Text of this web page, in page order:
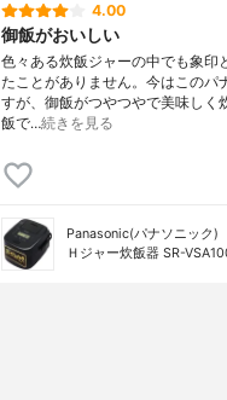
4.00
御飯がおいしい
色々ある炊飯ジャーの中でも象印
たことがありません。今はこのパ
すが、御飯がつやつやで美味しく
飯で…続きを見る
Panasonic(パナソニック)
Ｈジャー炊飯器 SR-